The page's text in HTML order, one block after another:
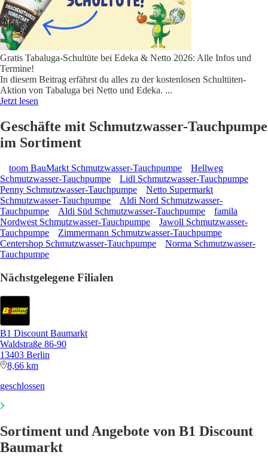
Gratis Tabaluga-Schultüte bei Edeka & Netto 2026: Alle Infos und
Termine!
In diesem Beitrag erfährst du alles zu der kostenlosen Schultüten-
Aktion von Tabaluga bei Netto und Edeka. ...
Jetzt lesen
Geschäfte mit Schmutzwasser-Tauchpumpe
im Sortiment
toom BauMarkt Schmutzwasser-Tauchpumpe
Hellweg
Schmutzwasser-Tauchpumpe
Lidl Schmutzwasser-Tauchpumpe
Penny Schmutzwasser-Tauchpumpe
Netto Supermarkt
Schmutzwasser-Tauchpumpe
Aldi Nord Schmutzwasser-
Tauchpumpe
Aldi Süd Schmutzwasser-Tauchpumpe
famila
Nordwest Schmutzwasser-Tauchpumpe
Jawoll Schmutzwasser-
Tauchpumpe
Zimmermann Schmutzwasser-Tauchpumpe
Centershop Schmutzwasser-Tauchpumpe
Norma Schmutzwasser-
Tauchpumpe
Nächstgelegene Filialen
B1 Discount Baumarkt
Waldstraße 86-90
13403 Berlin
8,66 km
geschlossen
Sortiment und Angebote von B1 Discount
Baumarkt